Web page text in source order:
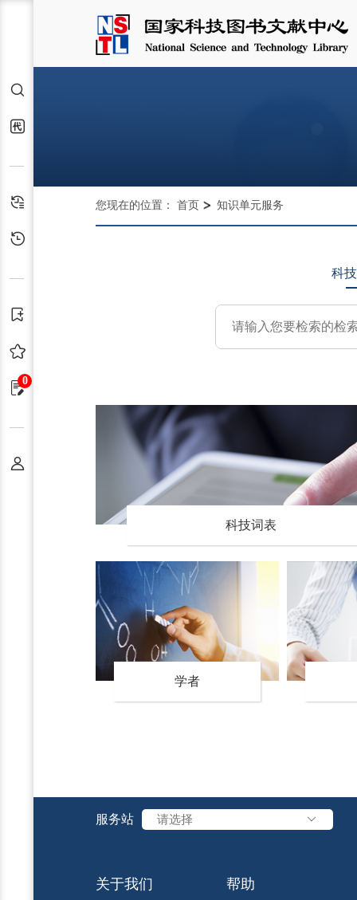
0
您现在的位置： 首页 知识单元服务
科
科技词表
学者
服务站 请选择
关于我们 帮助